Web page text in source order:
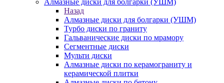
Алмазные диски для болгарки (УШМ)
Назад
Алмазные диски для болгарки (УШМ)
Турбо диски по граниту
Гальванические диски по мрамору
Сегментные диски
Мульти диски
Алмазные диски по керамограниту и
керамической плитки